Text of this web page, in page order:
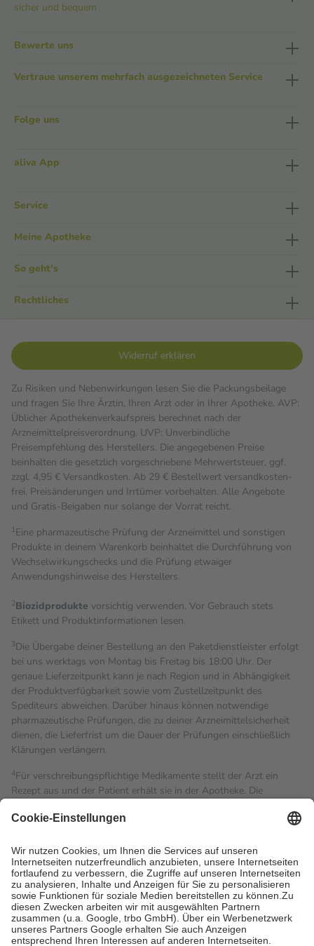
sicher und bequem
Bewerte uns
Vertraue unserem mehrfach ausgezeichneten Service
Folge uns
aliva App
Service
Meine Apotheke
So geht's
Rechtliches
Widerruf erklären
Zu Risiken und Nebenwirkungen lesen Sie die Packungsbeilage
und fragen Sie Ihre Ärztin, Ihren Arzt oder in Ihrer Apotheke. AVP:
Üblicher Apothekenverkaufspreis berechnet nach der
Arzneimittelpreisverordnung. UVP: Unverbindliche
Preisempfehlung des Herstellers. Die angegebenen Preise
beinhalten die gesetzlich vorgeschriebene Mehrwertsteuer, ggf.
zzgl. 4,95 € Versandkosten. Ab 29 € Bestell­wert versand­kosten­
frei. Preisänderungen und Irrtümer vorbehalten. Alle Angebote
und Gratis-Beigaben nur solange der Vorrat reicht.
1Eine pharmazeutische Prüfung der Arzneimittel und sonstigen
Produkte in deinem Warenkorb beinhaltet die Durchführung von
Wechselwirkungschecks und die Prüfung etwaiger
Anwendungshinweise des Herstellers.
2Biozidprodukte vorsichtig verwenden. Vor Gebrauch stets
Etikett und Produktinformationen lesen.
3Die Übergabe deiner Bestellung an den Paketdienstleister erfolgt
bei uns werktags von Montag bis Freitag bis 18:00 Uhr. Der
genaue Lieferzeitpunkt kann je nach Region und in Abhängigkeit
der Produktverfügbarkeit sowie vom Zustellzeitpunkt des
Spediteurs abweichen. Darüber hinaus können notwendige
pharmazeutische Prüfungen, die zu deiner Arzneimittelsicherheit
dienen, die Lieferfrist um die Dauer der Prüfungen einschließlich
Klärungen verlängern.
4Für verschreibungspflichtige Medikamente stellt der Arzt ein
Rezept aus und der Patient erhält sie in der Apotheke. Die
Kosten dafür, der Versicherte trägt einen Teil davon als Zuzahlung
Grundsätzlich leisten Mitglieder Zuzahlungen in Höhe von zehn
Prozent des Abgabepreises,mindestensjedochfünf Euround
höchstens zehn Euro.Es sind jedoch nie mehr als die
tatsächlichen Kosten der Leistung zu entrichten.
Diese Regeln gelten grundsätzlich auch für Online-Apotheken.
Bei Heilmitteln und häuslicher Krankenpflege beträgt die
Zuzahlung zehn Prozent der Kosten sowie zehn Euro je